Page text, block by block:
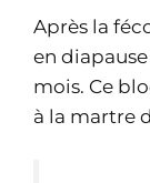
Après la
en
mois. Ce
à la martre